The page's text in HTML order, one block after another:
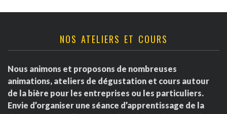
NOS ATELIERS ET COURS
Nous animons et proposons de nombreuses
animations, ateliers de dégustation et cours autour
de la bière pour les entreprises ou les particuliers.
Envie d’organiser une séance d’apprentissage de la